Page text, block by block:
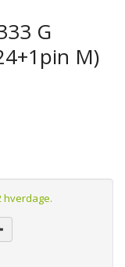
G
M)
hverdage.